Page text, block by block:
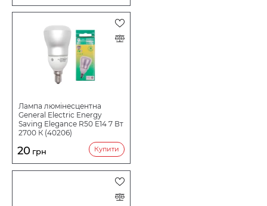
Лампа люмінесцентна
General Electric Energy
Saving Elegance R50 E14 7 Вт
2700 К (40206)
20 грн Купити